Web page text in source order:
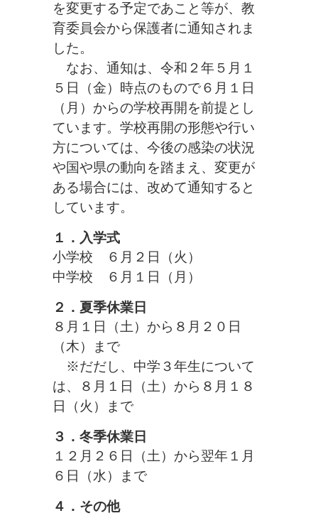
を変更する予定であこと等が、教
育委員会から保護者に通知されま
した。
なお、通知は、令和２年５月１
５日（金）時点のもので６月１日
（月）からの学校再開を前提とし
ています。学校再開の形態や行い
方については、今後の感染の状況
や国や県の動向を踏まえ、変更が
ある場合には、改めて通知すると
しています。
１．入学式
小学校 ６月２日（火）
中学校 ６月１日（月）
２．夏季休業日
８月１日（土）から８月２０日
（木）まで
※だだし、中学３年生について
は、８月１日（土）から８月１８
日（火）まで
３．冬季休業日
１２月２６日（土）から翌年１月
６日（水）まで
４．その他